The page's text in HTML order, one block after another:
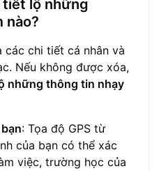
tiết lộ những
nào?
các chi tiết cá nhân và
Nếu không được xóa,
những thông tin nhạy
: Tọa độ GPS từ
của bạn có thể xác
việc, trường học của